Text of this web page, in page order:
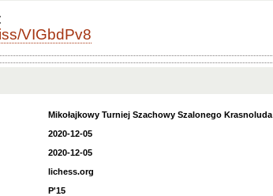
VIGbdPv8
Mikołajkowy Turniej Szachowy Szalonego Krasnoluda
2020-12-05
2020-12-05
lichess.org
P'15